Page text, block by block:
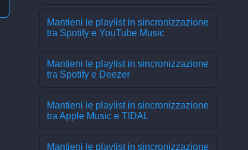
Mantieni le playlist in sincronizzazione
tra Spotify e YouTube Music
Mantieni le playlist in sincronizzazione
tra Spotify e Deezer
Mantieni le playlist in sincronizzazione
tra Apple Music e TIDAL
Mantieni le playlist in sincronizzazione